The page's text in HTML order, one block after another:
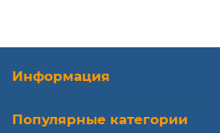
Информация
Популярные категории